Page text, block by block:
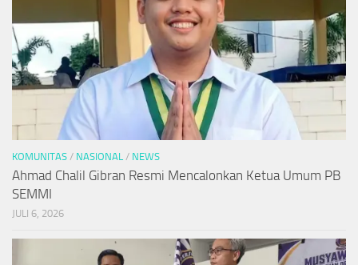
KOMUNITAS / NASIONAL / NEWS
Ahmad Chalil Gibran Resmi Mencalonkan Ketua Umum PB
SEMMI
JULI 6, 2026